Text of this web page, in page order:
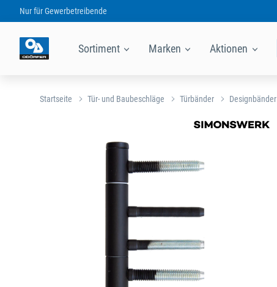
Nur fürGewerbetreibende
Sortiment Marken Aktionen
Startseite Tür- und Baubeschläge Türbänder Designbänder